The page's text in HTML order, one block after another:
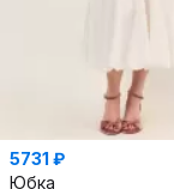
5731 ₽
Юбка